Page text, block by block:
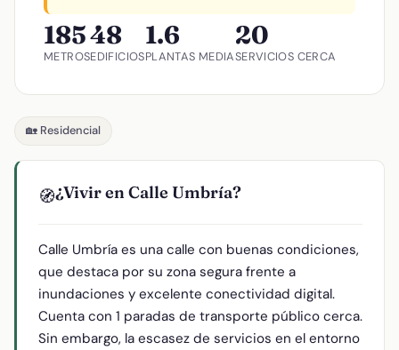
185
METROS
48
EDIFICIOS
1.6
PLANTAS MEDIA
20
SERVICIOS CERCA
🏡 Residencial
🧭¿Vivir en Calle Umbría?
Calle Umbría es una calle con buenas condiciones,
que destaca por su zona segura frente a
inundaciones y excelente conectividad digital.
Cuenta con 1 paradas de transporte público cerca.
Sin embargo, la escasez de servicios en el entorno